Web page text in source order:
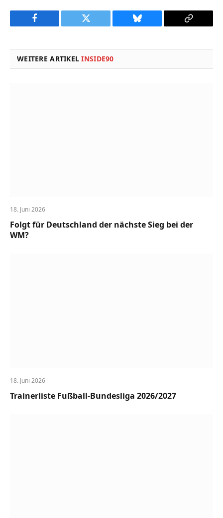
Facebook Twitter Bluesky
Copy
WEITERE ARTIKELINSIDE90
18. Juni 2026
Folgt für Deutschland der nächste Sieg bei der
WM?
18. Juni 2026
Trainerliste Fußball-Bundesliga 2026/2027